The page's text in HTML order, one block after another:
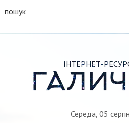
пошук
ІНТЕРНЕТ-
Середа, 05